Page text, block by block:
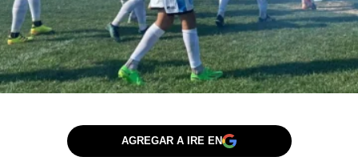
AGREGAR A IRE EN